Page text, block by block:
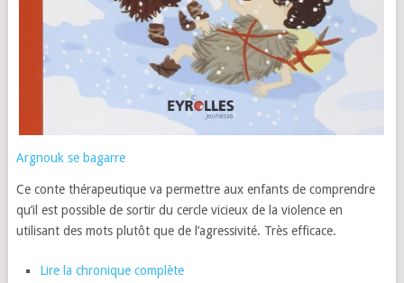
Argnouk se bagarre
Ce conte thérapeutique va permettre aux enfants de comprendre
qu’il est possible de sortir du cercle vicieux de la violence en
utilisant des mots plutôt que de l’agressivité. Très efficace.
Lire la chronique complète